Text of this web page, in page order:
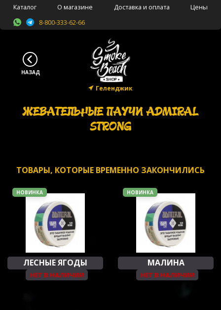
Каталог О магазине Доставка и оплата
Цены
8-800-333-62-66
Геленджик
ЖЕВАТЕЛЬНЫЕ ПАУЧИ ADMIRAL
STRONG
ТОВАРЫ, КОТОРЫЕ ВРЕМЕННО ЗАКОНЧИЛИСЬ
НОВИНКА
ЛЕСНЫЕ ЯГОДЫ
НЕТ В НАЛИЧИИ
НОВИНКА
МАЛИНА
НЕТ В НАЛИЧИИ